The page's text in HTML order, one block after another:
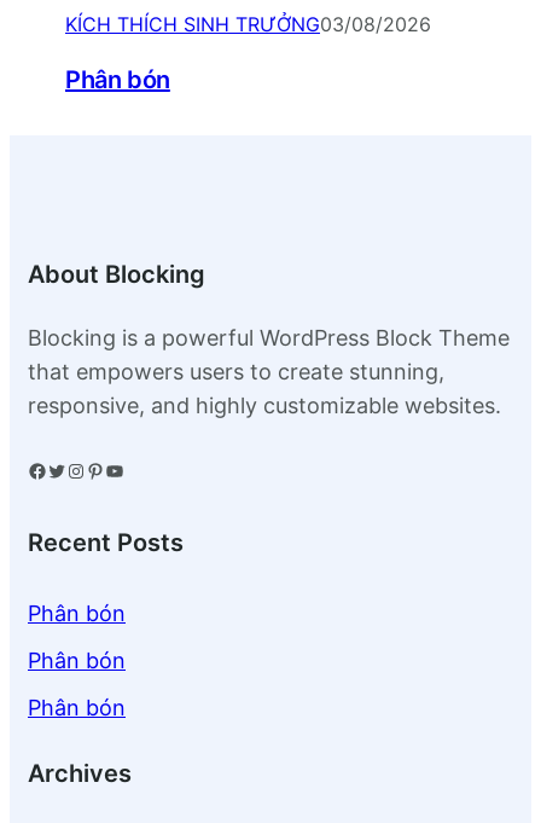
KÍCH THÍCH SINH TRƯỞNG03/08/2026
Phân bón
About Blocking
Blocking is a powerful WordPress Block Theme
that empowers users to create stunning,
responsive, and highly customizable websites.
Facebook Twitter Instagram Pinterest YouTube
Recent Posts
Phân bón
Phân bón
Phân bón
Archives